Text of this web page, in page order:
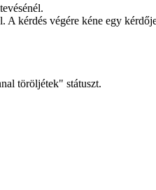
kérdés végére kéne egy
töröljétek" státuszt.